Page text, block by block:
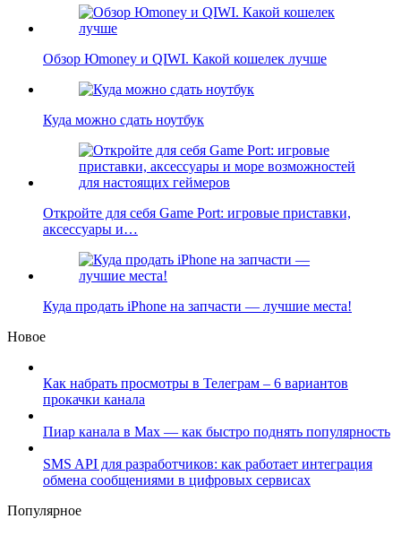
Обзор Юmoney и QIWI. Какой кошелек лучше
Куда можно сдать ноутбук
Откройте для себя Game Port: игровые приставки,
аксессуары и…
Куда продать iPhone на запчасти — лучшие места!
Новое
Как набрать просмотры в Телеграм – 6 вариантов
прокачки канала
Пиар канала в Max — как быстро поднять популярность
SMS API для разработчиков: как работает интеграция
обмена сообщениями в цифровых сервисах
Популярное